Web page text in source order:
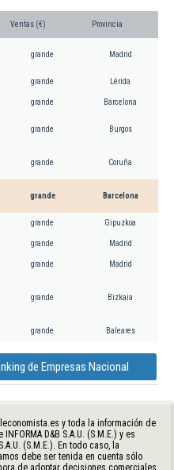
Ventas (€) Provincia
grande Madrid
grande Lérida
grande Barcelona
grande Burgos
grande Coruña
grande Barcelona
grande Gipuzkoa
grande Madrid
grande Madrid
grande Bizkaia
grande Baleares
de Empresas Nacional
y toda la información de
D&B S.A.U. (S.M.E.) y es
(S.M.E.). En todo caso, la
debe ser tenida en cuenta sólo
de adoptar decisiones comerciales